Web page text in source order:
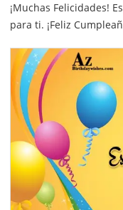
¡Muchas Felicidades!
para ti. ¡Feliz